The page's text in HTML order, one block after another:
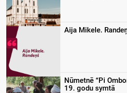
Aija Mikele.
Nūmetnē “Pi
19. godu symtā